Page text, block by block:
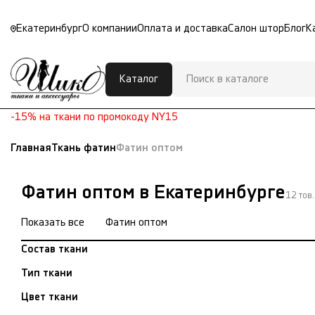
ЕкатеринбургО компанииОплата и доставкаСалон штор Блог
Каталог
-15% на ткани по промокоду NY15
ГлавнаяТкань фатинФатин оптом
Фатин оптом в Екатеринбурге 12 тов.
Показать все Фатин оптом
Состав ткани
Тип ткани
Цвет ткани